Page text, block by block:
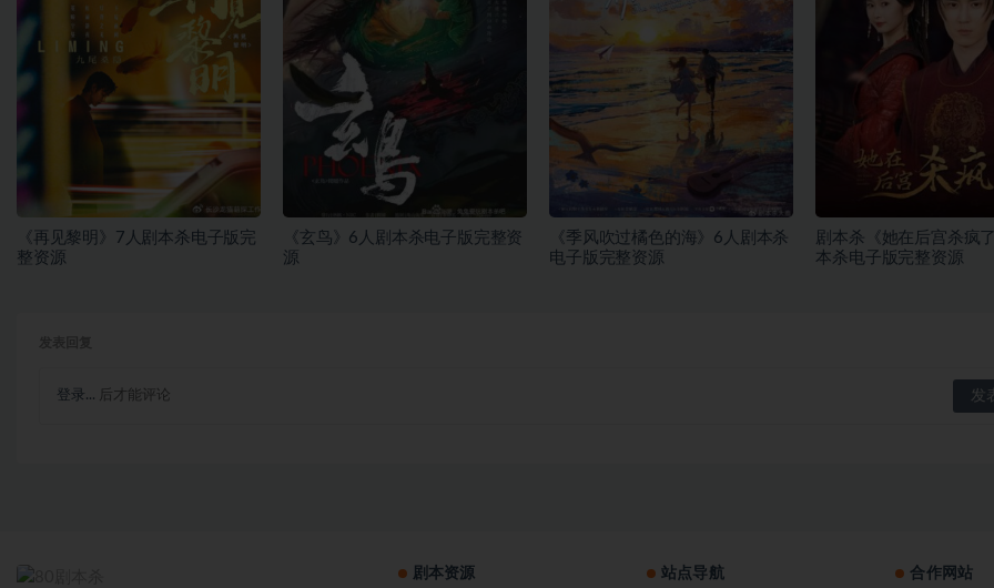
《再见黎明》7人剧本杀电子版完
整资源
《玄鸟》6人剧本杀电子版完整资
源
《季风吹过橘色的海》6人剧本杀
电子版完整资源
剧本杀《她在后宫杀疯
本杀电子版完整资源
登录... 后才能评论
剧本资源 站点导航 合作网站